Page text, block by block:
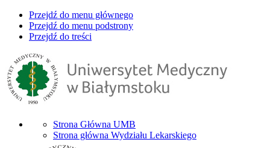
Przejdź do menu głównego
Przejdź do menu podstrony
Przejdź do treści
Strona Główna UMB
Strona główna Wydziału Lekarskiego